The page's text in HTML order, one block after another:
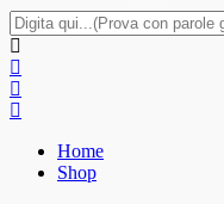
Home
Shop